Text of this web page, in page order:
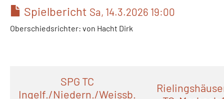
Spielbericht Sa, 14.3.2026 19:00
Oberschiedsrichter: von Hacht Dirk
SPG TC
Ingelf./Niedern./Weissb.